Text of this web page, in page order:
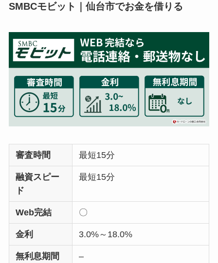
SMBCモビット｜仙台市でお金を借りる
審査時間 最短15分
融資スピー
ド
最短15分
Web完結 〇
金利 3.0%～18.0%
無利息期間 –